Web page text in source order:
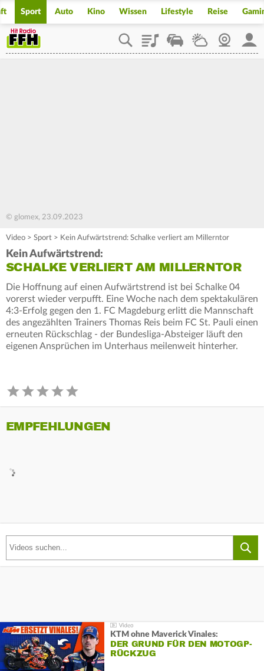
Sport Auto Kino Wissen Lifestyle Reise
PlaylistStaupilotWetterWebcam
© glomex, 23.09.2023
Video > Sport > Kein Aufwärtstrend: Schalke verliert am Millerntor
Kein Aufwärtstrend:
SCHALKE VERLIERT AM MILLERNTOR
Die Hoffnung auf einen Aufwärtstrend ist bei Schalke 04
vorerst wieder verpufft. Eine Woche nach dem spektakulären
4:3-Erfolg gegen den 1. FC Magdeburg erlitt die Mannschaft
des angezählten Trainers Thomas Reis beim FC St. Pauli einen
erneuten Rückschlag - der Bundesliga-Absteiger läuft den
eigenen Ansprüchen im Unterhaus meilenweit hinterher.
EMPFEHLUNGEN
KTM ohne Maverick Vinales:
DER GRUND FÜR DEN MOTOGP-
RÜCKZUG